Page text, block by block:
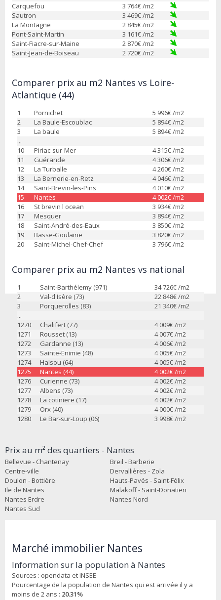
Carquefou
3 764€ /m2
Sautron
3 469€ /m2
La Montagne
2 845€ /m2
Pont-Saint-Martin
3 161€ /m2
Saint-Fiacre-sur-Maine
2 870€ /m2
Saint-Jean-de-Boiseau
2 720€ /m2
Comparer prix au m2 Nantes vs Loire-
Atlantique (44)
1 Pornichet 5 996€ /m2
2
La Baule-Escoublac 5 894€ /m2
3
La baule 5 894€ /m2
...
10
Piriac-sur-Mer 4 315€ /m2
11
Guérande 4 306€ /m2
12
La Turballe 4 260€ /m2
13
La Bernerie-en-Retz 4 046€ /m2
14
Saint-Brevin-les-Pins 4 010€ /m2
15
Nantes 4 002€ /m2
16
St brevin l ocean 3 934€ /m2
17
Mesquer 3 894€ /m2
18
Saint-André-des-Eaux 3 850€ /m2
19
Basse-Goulaine 3 820€ /m2
20
Saint-Michel-Chef-Chef 3 796€ /m2
Comparer prix au m2 Nantes vs national
1 Saint-Barthélemy (971) 34 726€ /m2
2
Val-d'Isère (73) 22 848€ /m2
3
Porquerolles (83) 21 340€ /m2
...
1270
Chalifert (77) 4 009€ /m2
1271
Rousset (13) 4 007€ /m2
1272
Gardanne (13) 4 006€ /m2
1273
Sainte-Enimie (48) 4 005€ /m2
1274
Halsou (64) 4 005€ /m2
1275
Nantes (44) 4 002€ /m2
1276
Curienne (73) 4 002€ /m2
1277
Albens (73) 4 002€ /m2
1278
La cotiniere (17) 4 002€ /m2
1279
Orx (40) 4 000€ /m2
1280
Le Bar-sur-Loup (06) 3 998€ /m2
Prix au m² des quartiers - Nantes
Bellevue - Chantenay
Breil - Barberie
Centre-ville
Dervallières - Zola
Doulon - Bottière
Hauts-Pavés - Saint-Félix
Ile de Nantes
Malakoff - Saint-Donatien
Nantes Erdre
Nantes Nord
Nantes Sud
Marché immobilier Nantes
Information sur la population à Nantes
Sources : opendata et INSEE
Pourcentage de la population de Nantes qui est arrivée il y a
moins de 2 ans : 20.31%